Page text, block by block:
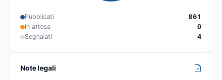
Pubblicati
861
In attesa
0
Segnalati
4
Note legali